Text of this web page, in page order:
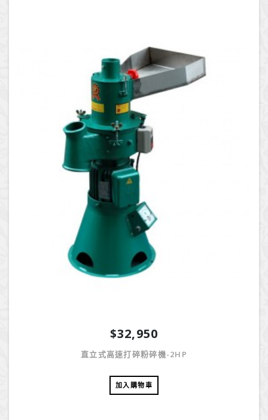
$32,950
直立式高速打碎粉碎機-2HP
加入購物車